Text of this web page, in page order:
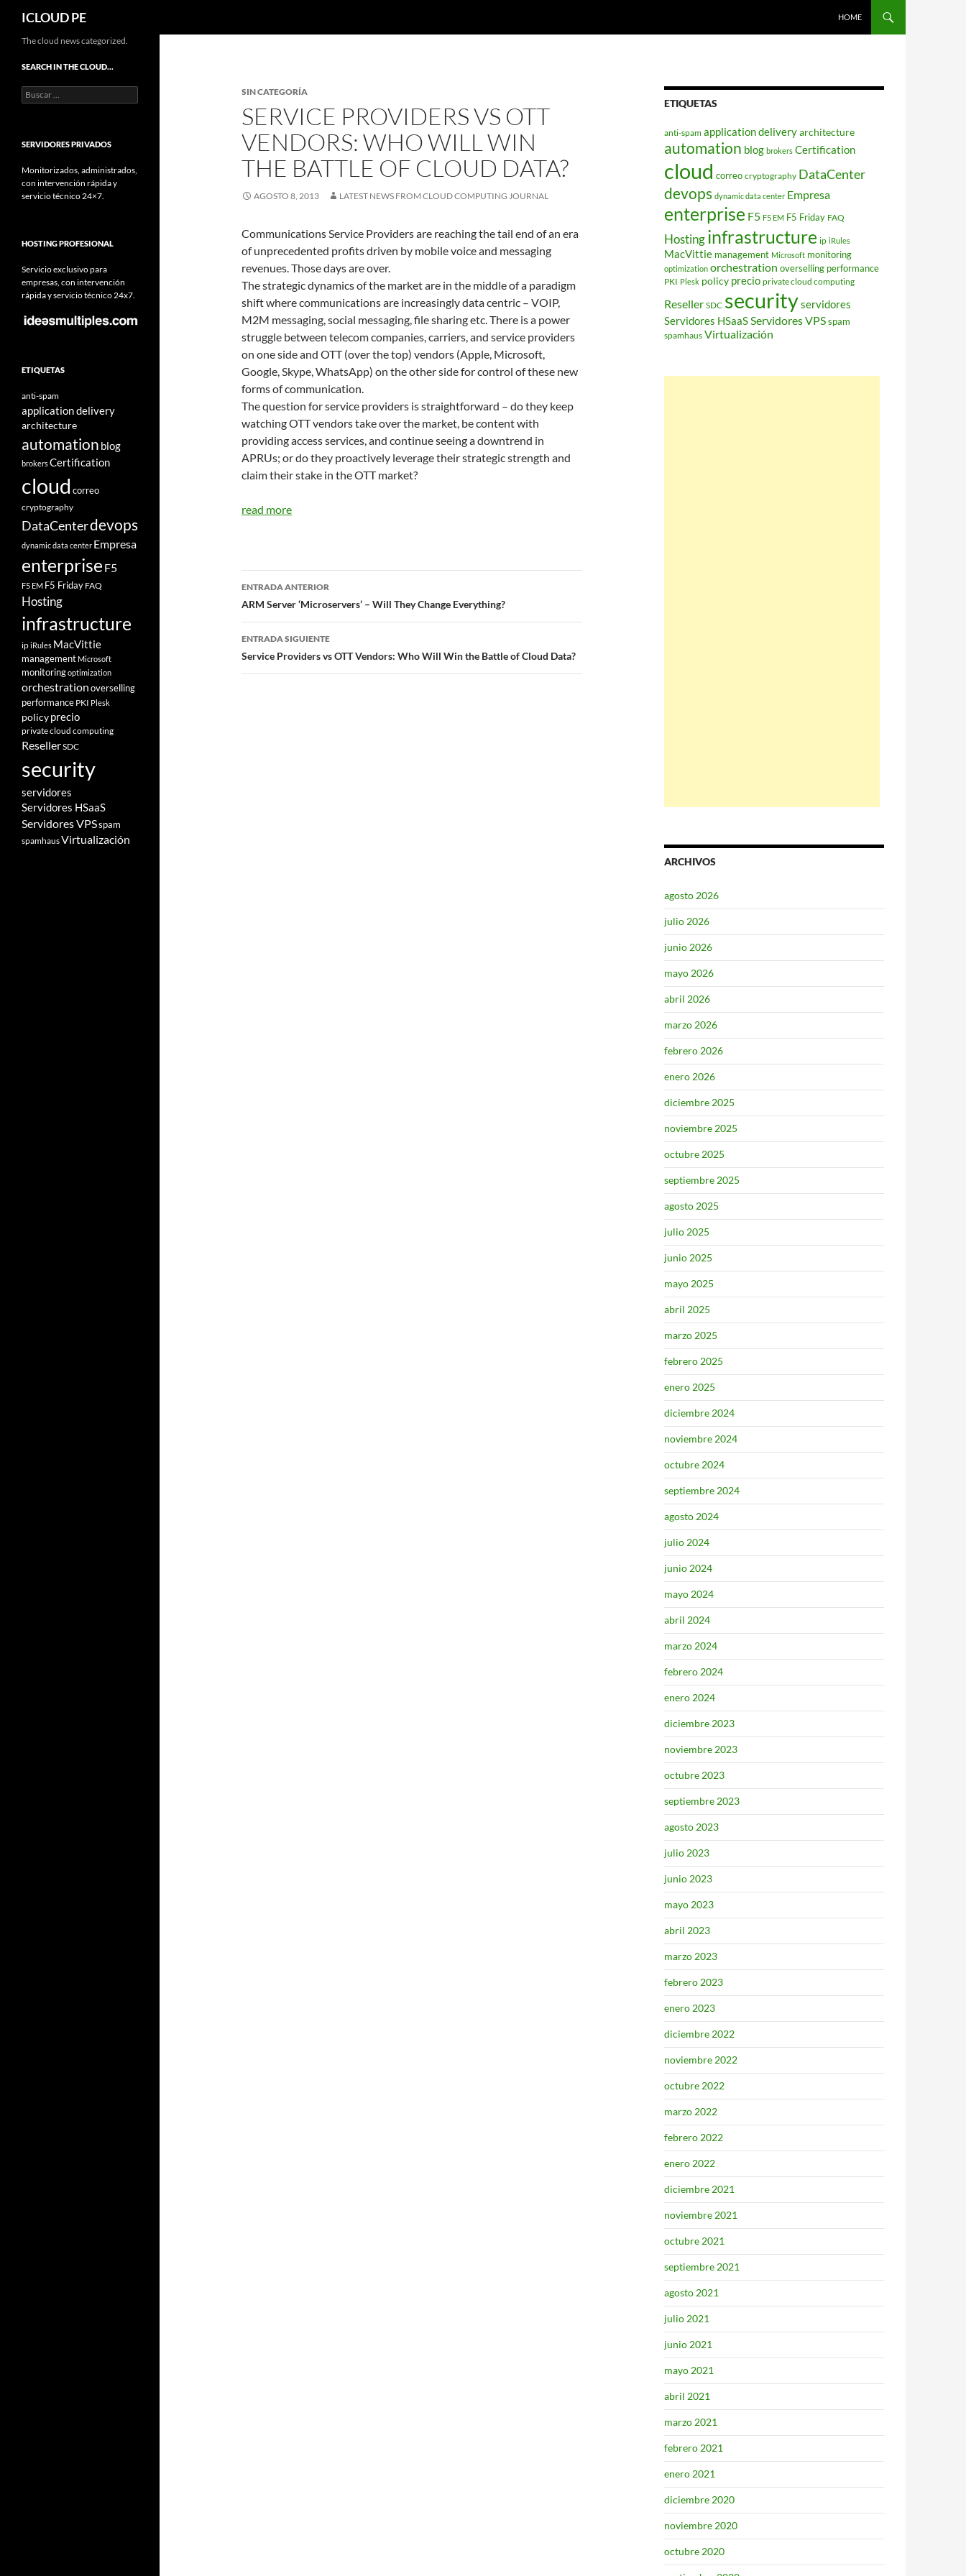
Saltar
contenido
ICLOUD PE HOME
SIN CATEGORÍA
SERVICE PROVIDERS VS OTT
VENDORS: WHO WILL WIN
THE BATTLE OF CLOUD DATA?
AGOSTO 8, 2013 LATEST NEWS FROM CLOUD COMPUTING JOURNAL
Communications Service Providers are reaching the tail end of an era
of unprecedented profits driven by mobile voice and messaging
revenues. Those days are over.
The strategic dynamics of the market are in the middle of a paradigm
shift where communications are increasingly data centric – VOIP,
M2M messaging, social messaging, file sharing etc. There is a power
struggle between telecom companies, carriers, and service providers
on one side and OTT (over the top) vendors (Apple, Microsoft,
Google, Skype, WhatsApp) on the other side for control of these new
forms of communication.
The question for service providers is straightforward – do they keep
watching OTT vendors take over the market, be content with
providing access services, and continue seeing a downtrend in
APRUs; or do they proactively leverage their strategic strength and
claim their stake in the OTT market?
read more
Navegador
de
entradas
ENTRADA ANTERIOR
ARM Server ‘Microservers’ – Will They Change Everything?
ENTRADA SIGUIENTE
Service Providers vs OTT Vendors: Who Will Win the Battle of Cloud Data?
ETIQUETAS
anti-spam application deliveryarchitecture
automation blog brokers Certification
cloud correo cryptography DataCenter
devops dynamic data center Empresa
enterprise F5 F5 EM F5 Friday FAQ
Hostinginfrastructure ip iRules
MacVittie management Microsoft monitoring
optimization orchestration overselling performance
PKI Plesk policy precio private cloud computing
Reseller SDC securityservidores
Servidores HSaaSServidores VPSspam
spamhaus Virtualización
ARCHIVOS
agosto 2026
julio 2026
junio 2026
mayo 2026
abril 2026
marzo 2026
febrero 2026
enero 2026
diciembre 2025
noviembre 2025
octubre 2025
septiembre 2025
agosto 2025
julio 2025
junio 2025
mayo 2025
abril 2025
marzo 2025
febrero 2025
enero 2025
diciembre 2024
noviembre 2024
octubre 2024
septiembre 2024
agosto 2024
julio 2024
junio 2024
mayo 2024
abril 2024
marzo 2024
febrero 2024
enero 2024
diciembre 2023
noviembre 2023
octubre 2023
septiembre 2023
agosto 2023
julio 2023
junio 2023
mayo 2023
abril 2023
marzo 2023
febrero 2023
enero 2023
diciembre 2022
noviembre 2022
octubre 2022
marzo 2022
febrero 2022
enero 2022
diciembre 2021
noviembre 2021
octubre 2021
septiembre 2021
agosto 2021
julio 2021
junio 2021
mayo 2021
abril 2021
marzo 2021
febrero 2021
enero 2021
diciembre 2020
noviembre 2020
octubre 2020
The cloud news categorized.
SEARCH IN THE CLOUD…
Buscar:
SERVIDORES PRIVADOS
Monitorizados, administrados,
con intervención rápida y
servicio técnico 24×7.
HOSTING PROFESIONAL
Servicio exclusivo para
empresas, con intervención
rápida y servicio técnico 24x7.
ETIQUETAS
anti-spam
application delivery
architecture
automation blog
brokersCertification
cloud correo
cryptography
DataCenterdevops
dynamic data center Empresa
enterprise F5
F5 EM F5 Friday FAQ
Hosting
infrastructure
ipiRules MacVittie
management Microsoft
monitoringoptimization
orchestrationoverselling
performance PKI Plesk
policyprecio
private cloud computing
ResellerSDC
security
servidores
Servidores HSaaS
Servidores VPSspam
spamhausVirtualización